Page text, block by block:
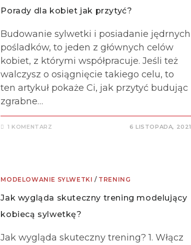
Porady dla kobiet jak przytyć?
Budowanie sylwetki i posiadanie jędrnych
pośladków, to jeden z głównych celów
kobiet, z którymi współpracuje. Jeśli też
walczysz o osiągnięcie takiego celu, to
ten artykuł pokaże Ci, jak przytyć budując
zgrabne…
1 KOMENTARZ 6 LISTOPADA, 2021
MODELOWANIE SYLWETKI / TRENING
Jak wygląda skuteczny trening modelujący
kobiecą sylwetkę?
Jak wygląda skuteczny trening? 1. Włącz